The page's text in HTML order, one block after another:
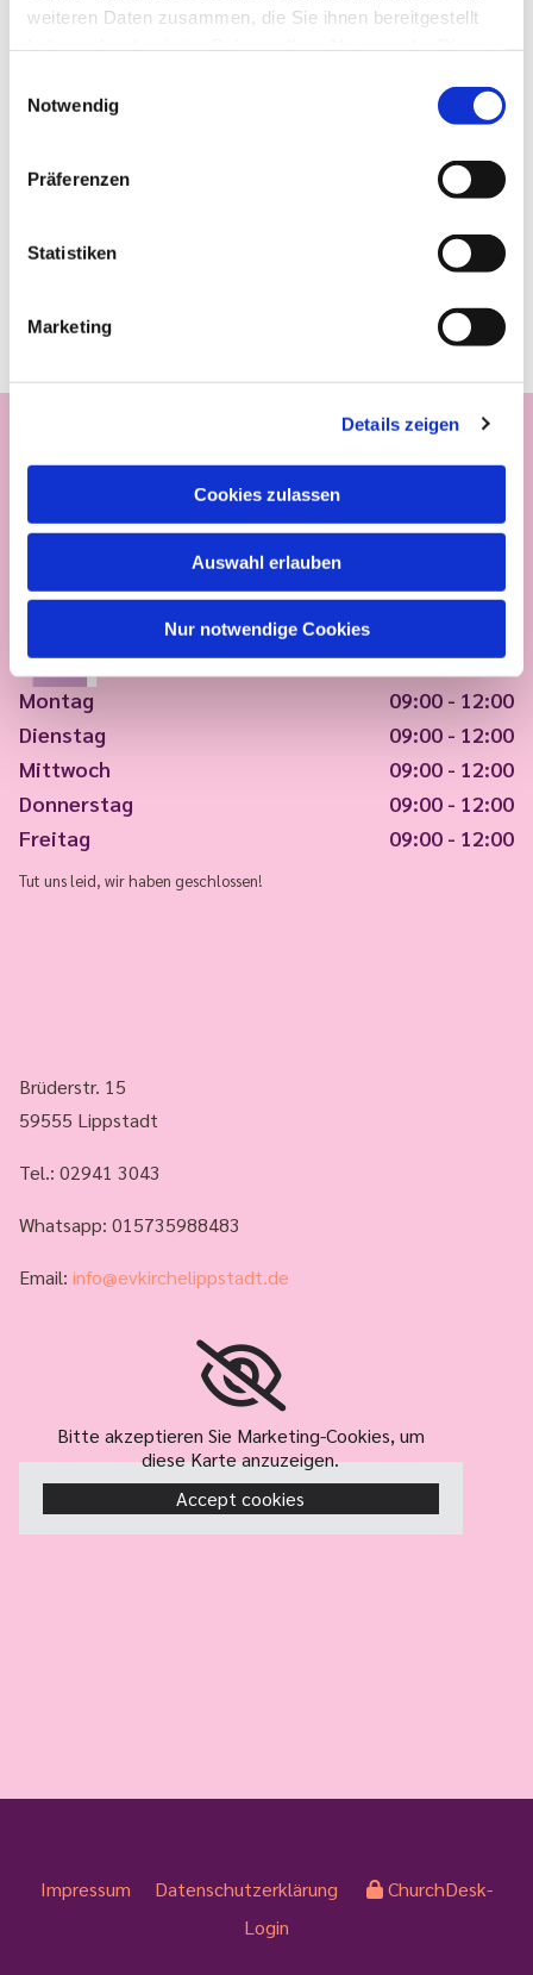
weiteren Daten zusammen, die Sie ihnen bereitgestellt
Notwendig
Präferenzen
Statistiken
Marketing
Details zeigen
Cookies zulassen
Auswahl erlauben
Nur notwendige Cookies
Montag
09:00 - 12:00
Dienstag
09:00 - 12:00
Mittwoch
09:00 - 12:00
Donnerstag
09:00 - 12:00
Freitag
09:00 - 12:00
Tut uns leid, wir haben geschlossen!
Brüderstr. 15
59555 Lippstadt
Tel.: 02941 3043
Whatsapp: 015735988483
Email: info@evkirchelippstadt.de
Bitte akzeptieren Sie Marketing-Cookies, um
diese Karte anzuzeigen.
Accept cookies
Impressum Datenschutzerklärung
ChurchDesk-
Login